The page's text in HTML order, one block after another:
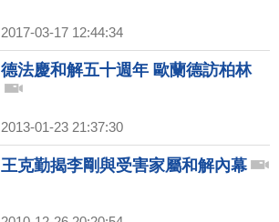
2017-03-17 12:44:34
德法慶和解五十週年 歐蘭德訪柏林
2013-01-23 21:37:30
王克勤揭李剛與受害家屬和解內幕